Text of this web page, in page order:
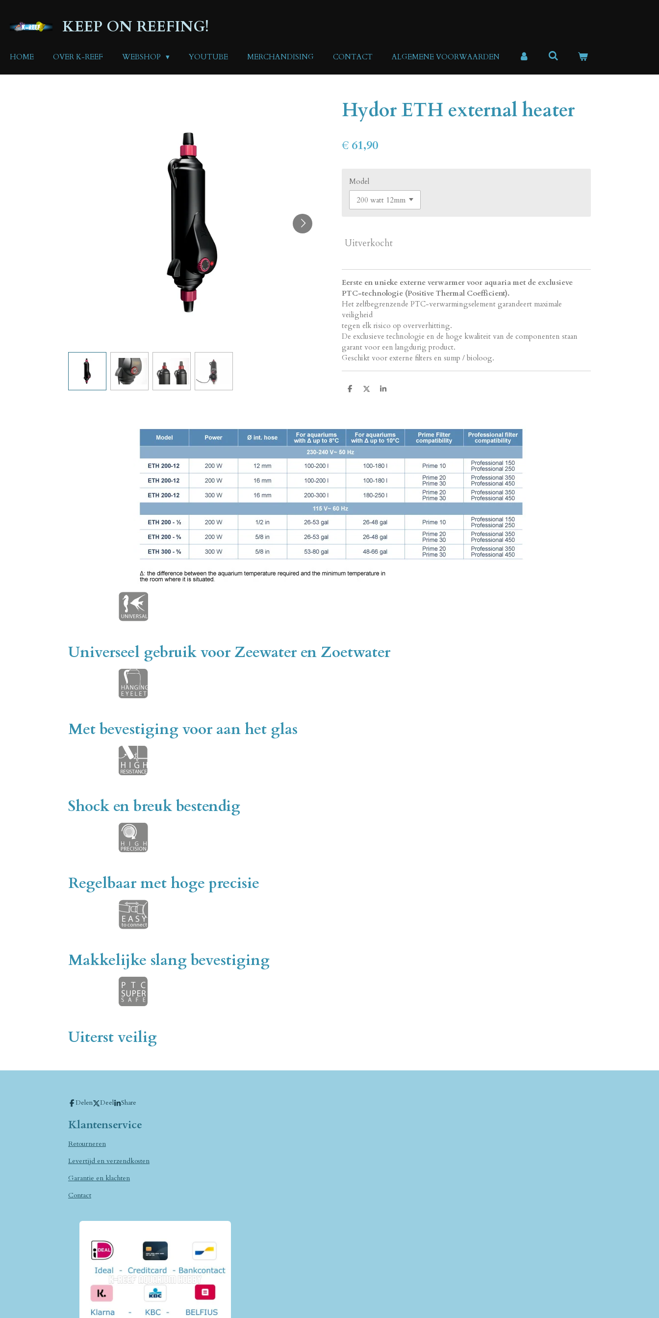
direct
naar
hoofdinhoud
KEEP ON REEFING!
HOME OVER K-REEF WEBSHOP YOUTUBE MERCHANDISING CONTACT ALGEMENE VOORWAARDEN
Hydor ETH external heater
€ 61,90
Model
Uitverkocht
Eerste en unieke externe verwarmer voor aquaria met de exclusieve
PTC-technologie (Positive Thermal Coefficient).
Het zelfbegrenzende PTC-verwarmingselement garandeert maximale
veiligheid
tegen elk risico op oververhitting.
De exclusieve technologie en de hoge kwaliteit van de componenten staan
garant voor een langdurig product.
Geschikt voor externe filters en sump / bioloog.
D
D
S
Universeel gebruik voor Zeewater en Zoetwater
Met bevestiging voor aan het glas
Shock en breuk bestendig
Regelbaar met hoge precisie
Makkelijke slang bevestiging
Uiterst veilig
Delen Deel Share
Klantenservice
Retourneren
Levertijd en verzendkosten
Garantie en klachten
Contact